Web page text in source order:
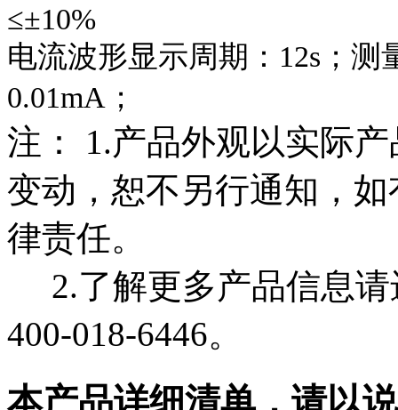
≤±10%
电流波形显示周期：12s；
0.01mA；
注： 1.产品外观以实际
变动，恕不另行通知，
律责任。
2.了解更多产品信息请
400-018-6446。
本产品详细清单，请以